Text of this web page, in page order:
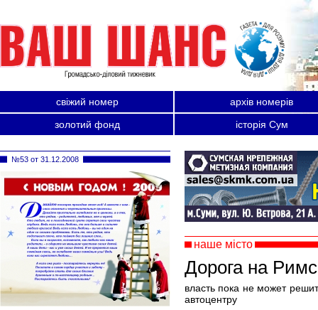
свіжий номер
архів номерів
золотий фонд
історія Сум
наше місто
Дорога на
власть пока не может
автоцентру
№53 от 31.12.2008